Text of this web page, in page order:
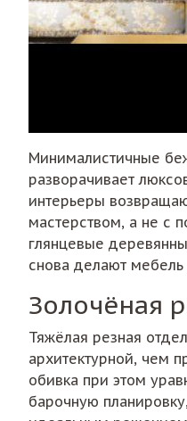
Минималистичные
разворачивает
интерьеры
мастерством, а не с
глянцевые
снова делают
Золочёная
Тяжёлая резная
архитектурной, чем
обивка при этом
барочную